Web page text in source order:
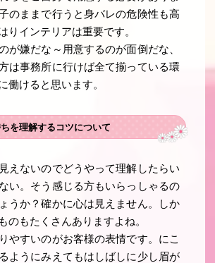
のままで行うと身バレの危険性も高
りインテリアは重要です。
が嫌だな～用意するのが面倒だな、
は事務所に行けば全て揃っている環
働けると思います。
を理解するコツについて
えないのでどうやって理解したらい
い。そう感じる方もいらっしゃるの
うか？確かに心は見えません。しか
のもたくさんありますよね。
やすいのがお客様の表情です。にこ
ようにみえてもはしばしに少し眉が